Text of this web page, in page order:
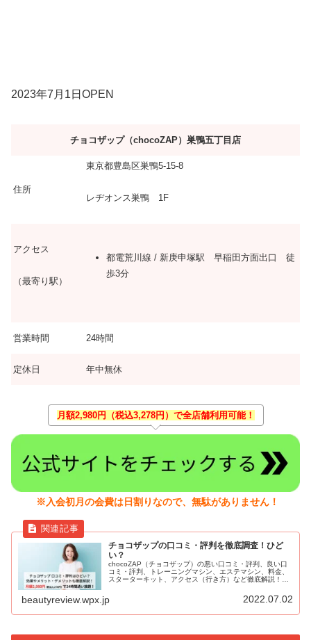
2023年7月1日OPEN
チョコザップ（chocoZAP）巣鴨五丁目店
住所
東京都豊島区巣鴨5-15-8
レヂオンス巣鴨 1F
アクセス
（最寄り駅）
都電荒川線 / 新庚申塚駅 早稲田方面出口 徒
歩3分
営業時間 24時間
定休日 年中無休
月額2,980円（税込3,278円）で全店舗利用可能！
※入会初月の会費は日割りなので、無駄がありません！
チョコザップの口コミ・評判を徹底調査！ひど
い？
chocoZAP（チョコザップ）の悪い口コミ・評判、良い口
コミ・評判、トレーニングマシン、エステマシン、料金、
スターターキット、アクセス（行き方）など徹底解説！
ム。月額2,980円（税込3,278円）と圧倒的にコスパがよ
く、セルフエステも導入。
beautyreview.wpx.jp 2022.07.02